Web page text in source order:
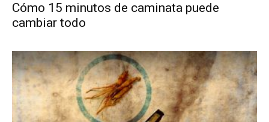
Cómo 15 minutos de caminata puede
cambiar todo